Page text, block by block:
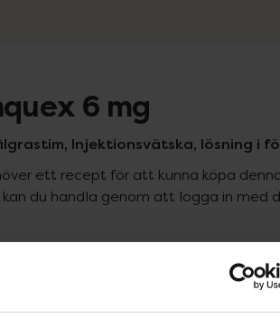
6 mg
Injektionsvätska, lösning i
ett recept för att kunna köpa
du handla genom att logga in med
Pris med recept
Högkostnadsskyddet gäller